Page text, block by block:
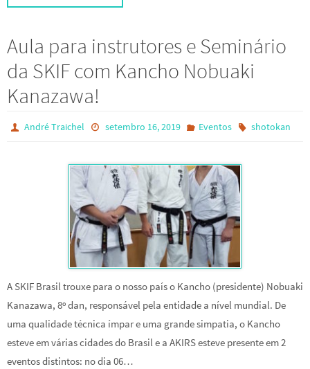
Aula para instrutores e Seminário
da SKIF com Kancho Nobuaki
Kanazawa!
André Traichel setembro 16, 2019 Eventos shotokan
A SKIF Brasil trouxe para o nosso país o Kancho (presidente) Nobuaki
Kanazawa, 8º dan, responsável pela entidade a nível mundial. De
uma qualidade técnica ímpar e uma grande simpatia, o Kancho
esteve em várias cidades do Brasil e a AKIRS esteve presente em 2
eventos distintos: no dia 06…